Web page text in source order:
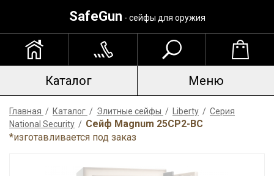
SafeGun - сейфы для оружия
Каталог Меню
Главная / Каталог / Элитные сейфы / Liberty / Серия
National Security / Сейф Magnum 25CP2-BC
*изготавливается под заказ